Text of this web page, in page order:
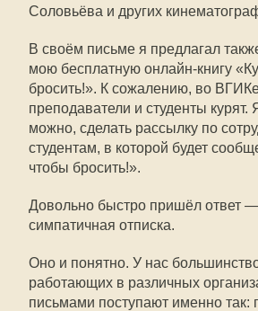
Соловьёва и других
В своём письме я предлагал
мою бесплатную онлайн-книгу
бросить!». К сожалению, во
преподаватели и студенты курят.
можно, сделать рассылку по
студентам, в которой будет
чтобы бросить!».
Довольно быстро пришёл ответ
симпатичная отписка.
Оно и понятно. У нас
работающих в различных
письмами поступают именно